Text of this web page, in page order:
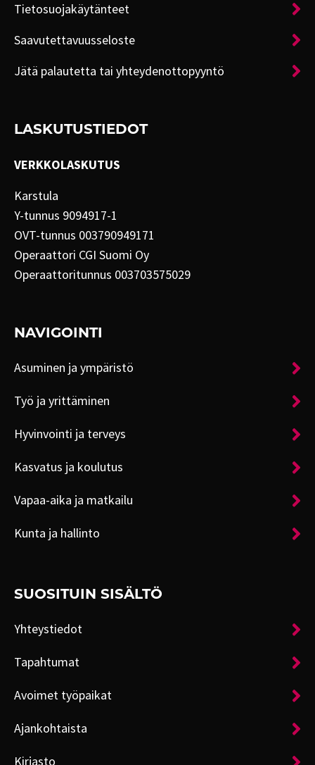
Tietosuojakäytänteet
Saavutettavuusseloste
Jätä palautetta tai yhteydenottopyyntö
LASKUTUSTIEDOT
VERKKOLASKUTUS
Karstula
Y-tunnus 9094917-1
OVT-tunnus 003790949171
Operaattori CGI Suomi Oy
Operaattoritunnus 003703575029
NAVIGOINTI
Asuminen ja ympäristö
Työ ja yrittäminen
Hyvinvointi ja terveys
Kasvatus ja koulutus
Vapaa-aika ja matkailu
Kunta ja hallinto
SUOSITUIN SISÄLTÖ
Yhteystiedot
Tapahtumat
Avoimet työpaikat
Ajankohtaista
Kirjasto